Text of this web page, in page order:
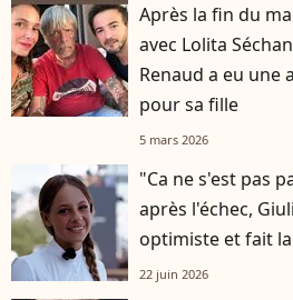
Après la fin du
avec Lolita
Renaud a eu une
pour sa fille
5 mars 2026
"Ca ne s'est pas
après l'échec,
optimiste et fait
22 juin 2026